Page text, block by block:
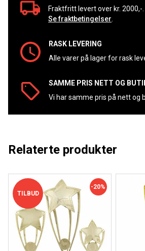
Fraktfritt levert over kr. 2000,-.
Se fraktbetingelser
RASK LEVERING
Alle varer på lager for rask
SAMME PRIS NETT OG
Vi har samme pris på nett og
Relaterte produkter
TILBUD
-20%